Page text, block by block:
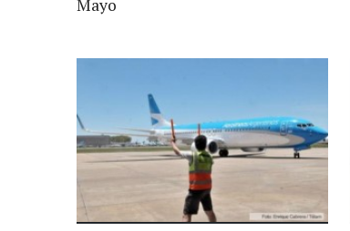
Mayo